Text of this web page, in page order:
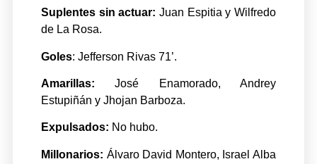
Suplentes sin actuar: Juan Espitia y Wilfredo
de La Rosa.
Goles: Jefferson Rivas 71’.
Amarillas:José Enamorado, Andrey
Estupiñán y Jhojan Barboza.
Expulsados: No hubo.
Millonarios: Álvaro David Montero, Israel Alba